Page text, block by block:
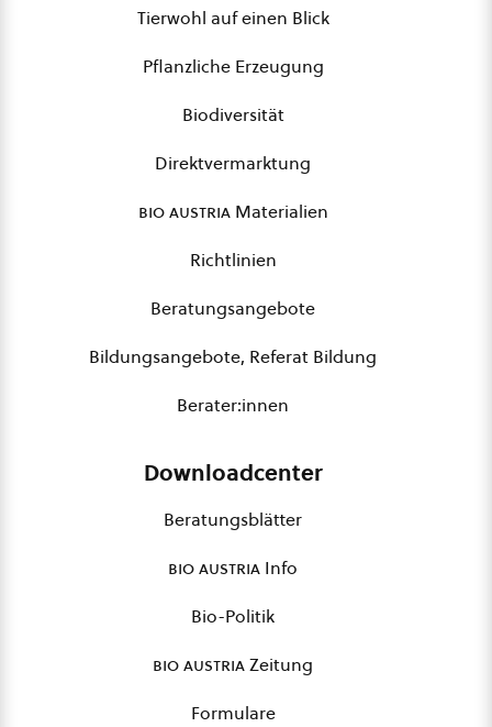
Tierwohl auf einen Blick
Pflanzliche Erzeugung
Biodiversität
Direktvermarktung
bio austriaMaterialien
Richtlinien
Beratungsangebote
Bildungsangebote, Referat Bildung
Berater:innen
Downloadcenter
Beratungsblätter
bio austria Info
Bio-Politik
bio austriaZeitung
Formulare